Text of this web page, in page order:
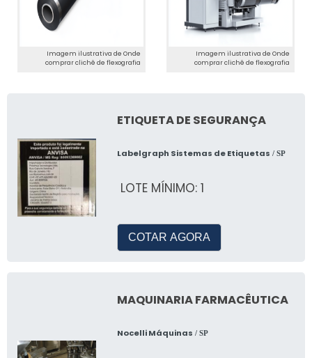
Imagem ilustrativa de Onde
comprar clichê de flexografia
Imagem ilustrativa de Onde
comprar clichê de flexografia
ETIQUETA DE SEGURANÇA
Labelgraph Sistemas de Etiquetas / SP
LOTE MÍNIMO: 1
COTAR AGORA
MAQUINARIA FARMACÊUTICA
Nocelli Máquinas / SP